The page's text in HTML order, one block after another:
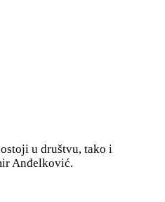
u društvu, tako i
Anđelković.